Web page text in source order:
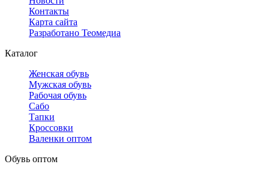
Контакты
Карта сайта
Разработано Теомедиа
Каталог
Женская обувь
Мужская обувь
Рабочая обувь
Сабо
Тапки
Кроссовки
Валенки оптом
Обувь оптом